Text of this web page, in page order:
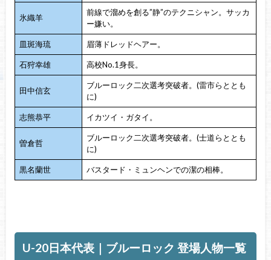
氷織羊
前線で溜めを創る”静”のテクニシャン。サッカ
ー嫌い。
皿斑海琉 眉薄ドレッドヘアー。
石狩幸雄 高校No.1身長。
田中信玄
ブルーロック二次選考突破者。(雷市らととも
に)
志熊恭平 イカツイ・ガタイ。
曽倉哲
ブルーロック二次選考突破者。(士道らととも
に)
黒名蘭世 バスタード・ミュンヘンでの潔の相棒。
U-20日本代表｜ブルーロック 登場人物一覧